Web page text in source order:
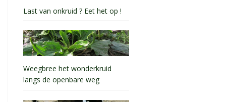
Last van onkruid ? Eet het op !
Weegbree het wonderkruid
langs de openbare weg